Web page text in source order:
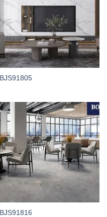
BJS91805
BJS91816